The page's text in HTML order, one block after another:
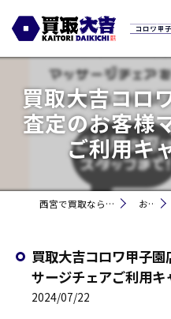
買取大吉コロ
査定のお客様
ご利用キ
西宮で買取なら買取大吉コロワ甲子園店 お知らせ
買取大吉コロワ甲子
サージチェアご利用キ
2024/07/22